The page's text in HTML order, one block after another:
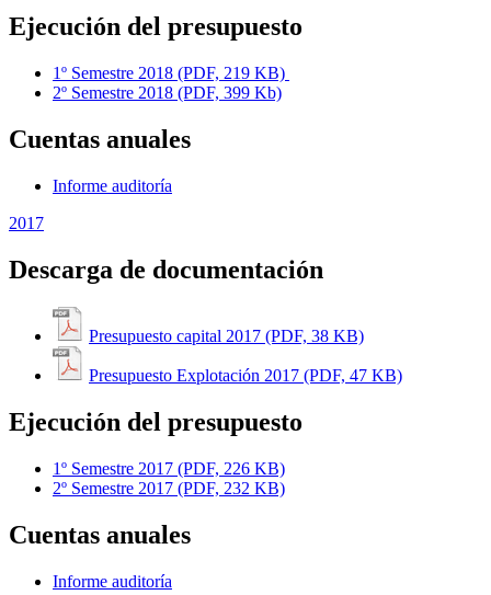
Ejecución del presupuesto
1º Semestre 2018 (PDF, 219 KB)
2º Semestre 2018 (PDF, 399 Kb)
Cuentas anuales
Informe auditoría
2017
Descarga de documentación
Presupuesto capital 2017 (PDF, 38 KB)
Presupuesto Explotación 2017 (PDF, 47 KB)
Ejecución del presupuesto
1º Semestre 2017 (PDF, 226 KB)
2º Semestre 2017 (PDF, 232 KB)
Cuentas anuales
Informe auditoría